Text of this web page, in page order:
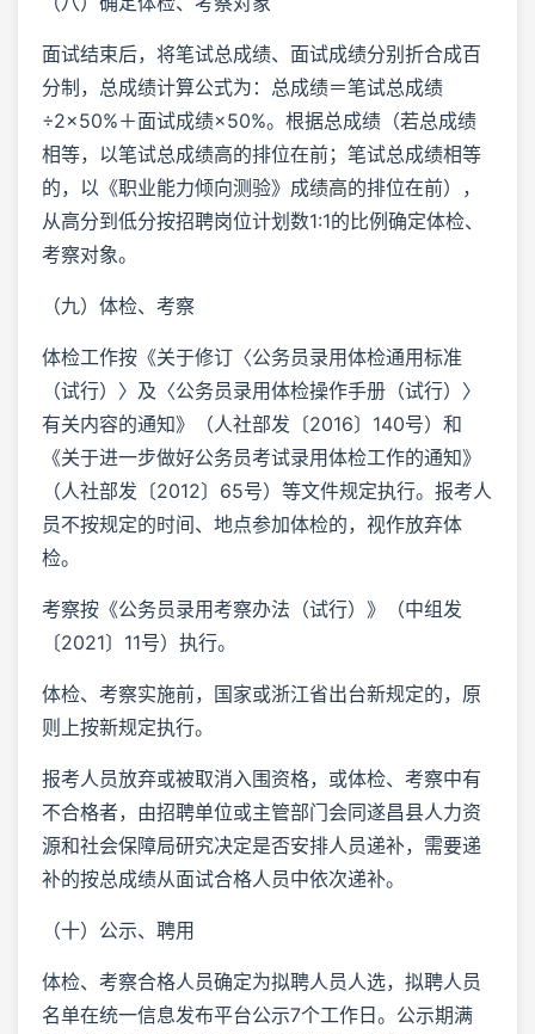
面试结束后，将笔试总成绩、面试成绩分别折合成百
分制，总成绩计算公式为：总成绩＝笔试总成绩
÷2×50%＋面试成绩×50%。根据总成绩（若总成绩
相等，以笔试总成绩高的排位在前；笔试总成绩相等
的，以《职业能力倾向测验》成绩高的排位在前），
从高分到低分按招聘岗位计划数1:1的比例确定体检、
考察对象。
（九）体检、考察
体检工作按《关于修订〈公务员录用体检通用标准
（试行）〉及〈公务员录用体检操作手册（试行）〉
有关内容的通知》（人社部发〔2016〕140号）和
《关于进一步做好公务员考试录用体检工作的通知》
（人社部发〔2012〕65号）等文件规定执行。报考人
员不按规定的时间、地点参加体检的，视作放弃体
检。
考察按《公务员录用考察办法（试行）》（中组发
〔2021〕11号）执行。
体检、考察实施前，国家或浙江省出台新规定的，原
则上按新规定执行。
报考人员放弃或被取消入围资格，或体检、考察中有
不合格者，由招聘单位或主管部门会同遂昌县人力资
源和社会保障局研究决定是否安排人员递补，需要递
补的按总成绩从面试合格人员中依次递补。
（十）公示、聘用
体检、考察合格人员确定为拟聘人员人选，拟聘人员
名单在统一信息发布平台公示7个工作日。公示期满